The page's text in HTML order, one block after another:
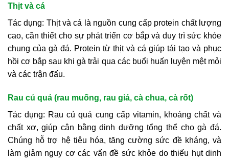
Thịt và cá
Tác dụng: Thịt và cá là nguồn cung cấp protein chất lượng
cao, cần thiết cho sự phát triển cơ bắp và duy trì sức khỏe
chung của gà đá. Protein từ thịt và cá giúp tái tạo và phục
hồi cơ bắp sau khi gà trải qua các buổi huấn luyện mệt mỏi
và các trận đấu.
Rau củ quả (rau muống, rau giá, cà chua, cà rốt)
Tác dụng: Rau củ quả cung cấp vitamin, khoáng chất và
chất xơ, giúp cân bằng dinh dưỡng tổng thể cho gà đá.
Chúng hỗ trợ hệ tiêu hóa, tăng cường sức đề kháng, và
làm giảm nguy cơ các vấn đề sức khỏe do thiếu hụt dinh